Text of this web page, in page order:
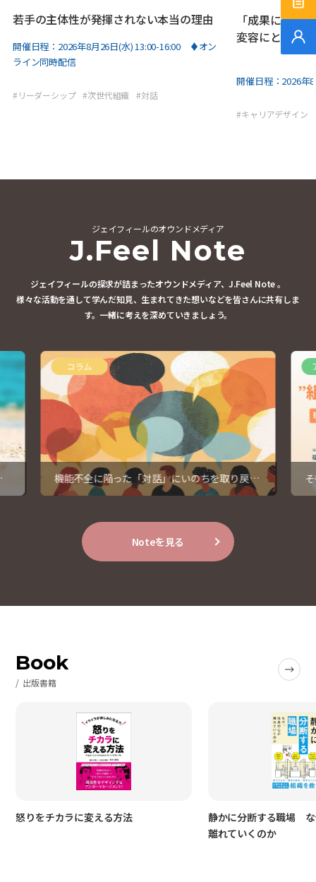
サ
無
若手の主体性が発揮されない本当の理由
開催日程： 2026年8月26日(水) 13:00-16:00 ♦オン
ライン同時配信
# リーダーシップ #次世代組織 #対話
「成果に繋が
変容にとどま
開催日程： 2026年
#キャリアデザイン
ジェイフィールのオウンドメディア
J.Feel Note
ジェイフィールの探求が詰まったオウンドメディア、J.Feel Note 。
様々な活動を通して学んだ知見、生まれてきた想いなどを皆さんに共有しま
す。 一緒に考えを深めていきましょう。
Noteを見る
コラム
機能不全に陥った「対話」にいのちを取り戻す
④
Book
出版書籍
怒りをチカラに変える方法
静かに分断する職場
離れていくのか